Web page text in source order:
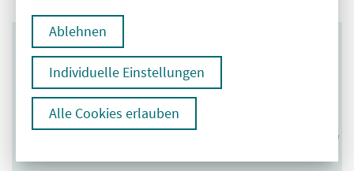
Ablehnen
Individuelle Einstellungen
Alle Cookies erlauben